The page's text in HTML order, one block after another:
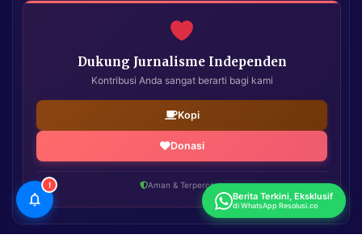
Dukung Jurnalisme Independen
Kontribusi Anda sangat berarti bagi kami
Kopi
Donasi
Aman & Terpercaya
!
Berita Terkini, Eksklusif
di WhatsApp Resolusi.co